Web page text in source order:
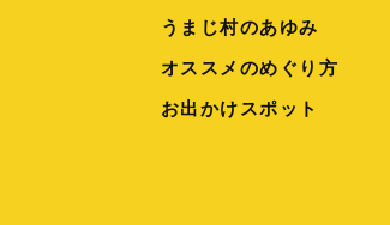
うまじ村のあゆみ
オススメのめぐり方
お出かけスポット